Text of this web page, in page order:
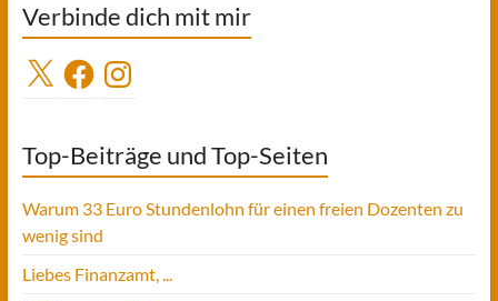
Verbinde dich mit mir
X FacebookInstagram
Top-Beiträge und Top-Seiten
Warum 33 Euro Stundenlohn für einen freien Dozenten zu
wenig sind
Liebes Finanzamt, ...